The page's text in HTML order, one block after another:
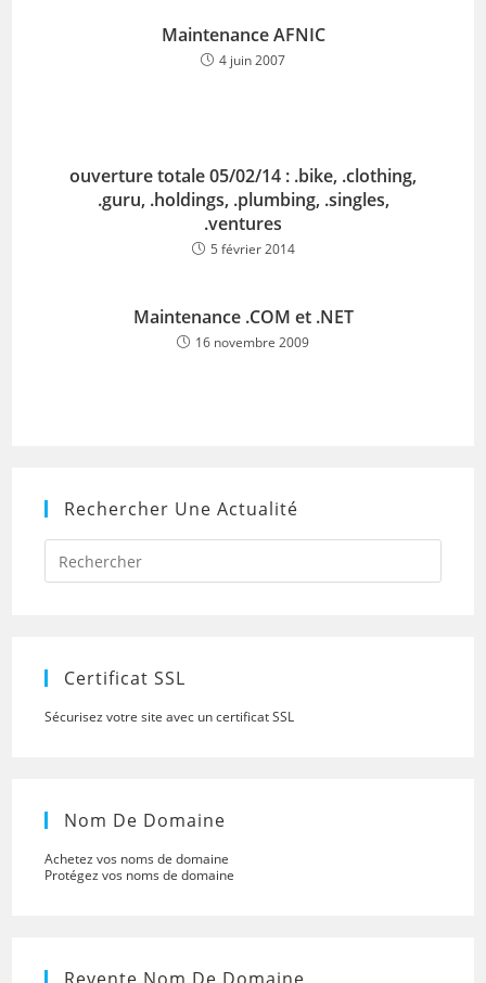
Maintenance AFNIC
4 juin 2007
ouverture totale 05/02/14 : .bike, .clothing,
.guru, .holdings, .plumbing, .singles,
.ventures
5 février 2014
Maintenance .COM et .NET
16 novembre 2009
Rechercher Une Actualité
Press
to
Certificat SSL
Sécurisez votre site avec un certificat SSL
Nom De Domaine
Achetez vos noms de domaine
Protégez vos noms de domaine